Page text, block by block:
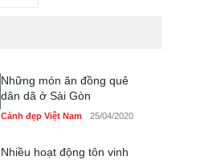
Những món ăn đồng quê
dân dã ở Sài Gòn
Cảnh đẹp Việt Nam 25/04/2020
Nhiều hoạt động tôn vinh